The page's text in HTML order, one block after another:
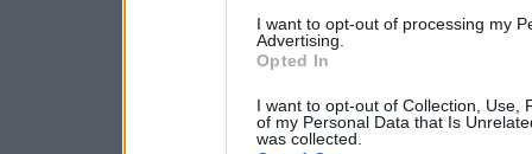
I want to opt-out of processing my
Advertising.
Opted In
I want to opt-out of Collection, Use,
of my Personal Data that Is
was collected.